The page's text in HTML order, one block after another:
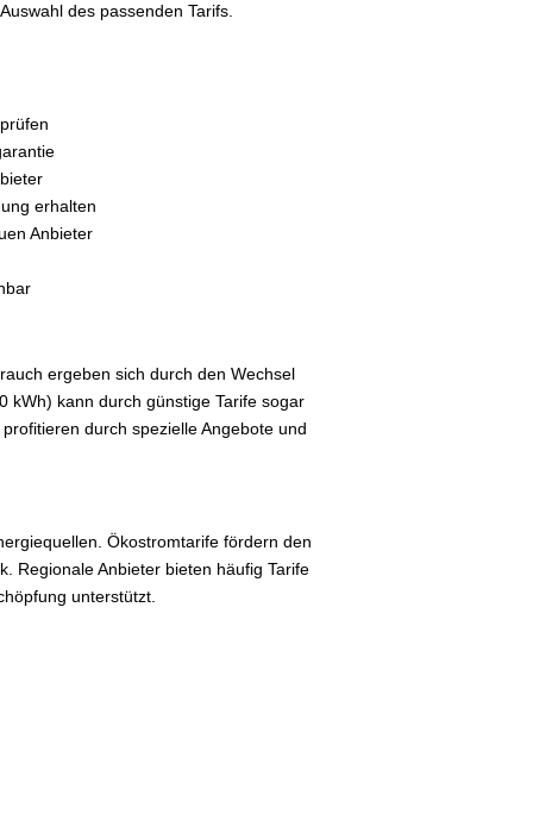
des passenden Tarifs.
erhalten
Anbieter
ergeben sich durch den Wechsel
kWh) kann durch günstige Tarife sogar
durch spezielle Angebote und
Ökostromtarife fördern den
Regionale Anbieter bieten häufig Tarife
unterstützt.